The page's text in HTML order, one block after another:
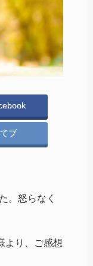
ブ
。怒らなく
より、ご感想